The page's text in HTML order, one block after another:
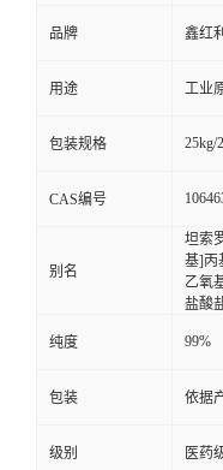
品牌 鑫红利
用途 工业
包装规格 25kg/
CAS编号
别名
坦索
基]丙
乙氧
盐酸
纯度 99%
包装 依据
级别 医药